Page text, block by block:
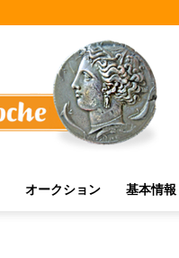
オークション 基本情報